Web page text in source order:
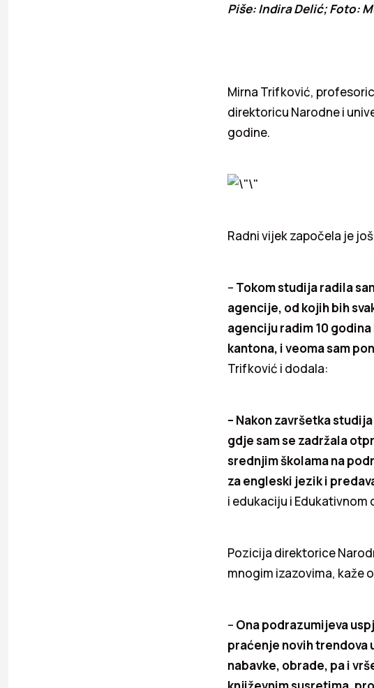
Piše: Indira Delić; Foto:
Mirna Trifković,
direktoricu Narodne i
godine.
Radni vijek započela je
– Tokom studija radila
agencije, od kojih bih
agenciju radim 10
kantona, i veoma sam
Trifković i dodala:
– Nakon završetka
gdje sam se zadržala
srednjim školama na
za engleski jezik i
i edukaciju i Edukativnom
Pozicija direktorice
mnogim izazovima, kaže
– Ona podrazumijeva
praćenje novih trendova
nabavke, obrade, pa i